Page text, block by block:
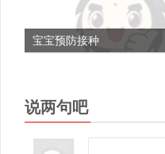
宝宝预防接种
说两句吧